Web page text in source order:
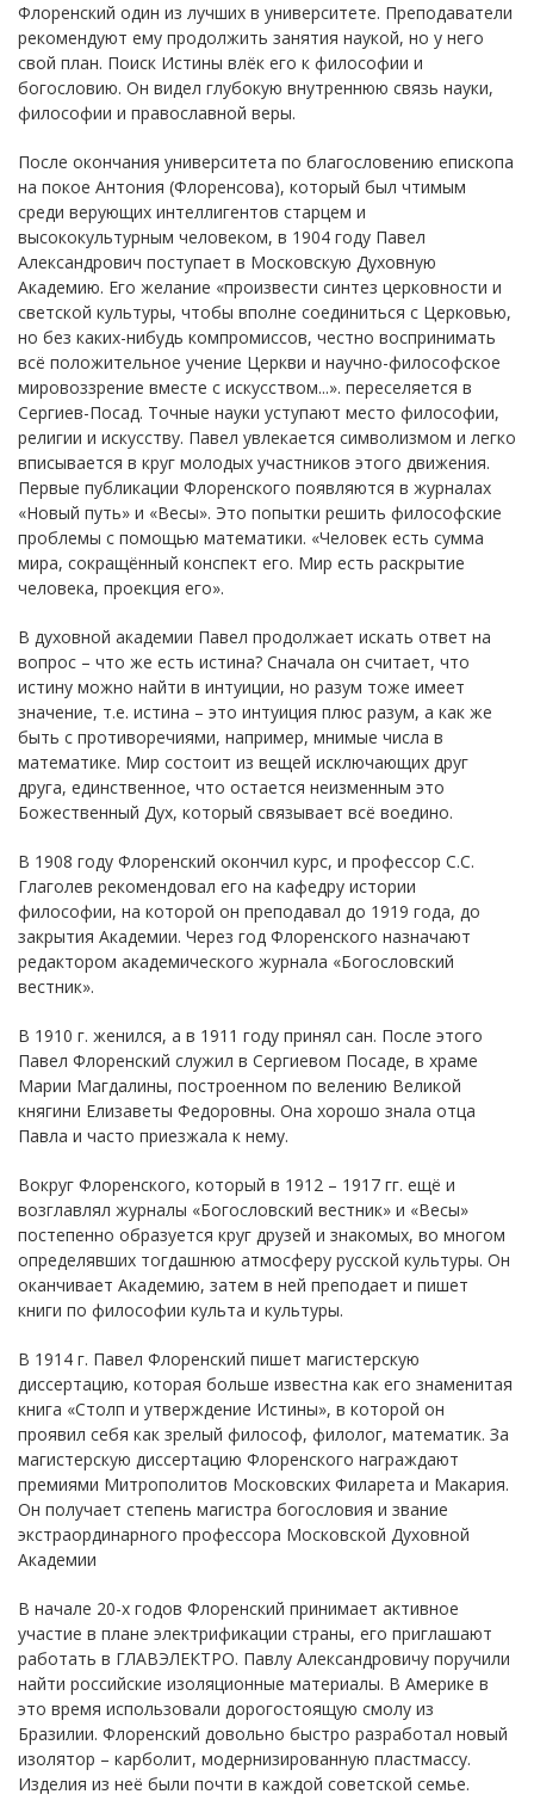
Флоренский один из лучших в университете. Преподаватели
рекомендуют ему продолжить занятия наукой, но у него
свой план. Поиск Истины влёк его к философии и
богословию. Он видел глубокую внутреннюю связь науки,
философии и православной веры.
После окончания университета по благословению епископа
на покое Антония (Флоренсова), который был чтимым
среди верующих интеллигентов старцем и
высококультурным человеком, в 1904 году Павел
Александрович поступает в Московскую Духовную
Академию. Его желание «произвести синтез церковности и
светской культуры, чтобы вполне соединиться с Церковью,
но без каких-нибудь компромиссов, честно воспринимать
всё положительное учение Церкви и научно-философское
мировоззрение вместе с искусством...». переселяется в
Сергиев-Посад. Точные науки уступают место философии,
религии и искусству. Павел увлекается символизмом и легко
вписывается в круг молодых участников этого движения.
Первые публикации Флоренского появляются в журналах
«Новый путь» и «Весы». Это попытки решить философские
проблемы с помощью математики. «Человек есть сумма
мира, сокращённый конспект его. Мир есть раскрытие
человека, проекция его».
В духовной академии Павел продолжает искать ответ на
вопрос – что же есть истина? Сначала он считает, что
истину можно найти в интуиции, но разум тоже имеет
значение, т.е. истина – это интуиция плюс разум, а как же
быть с противоречиями, например, мнимые числа в
математике. Мир состоит из вещей исключающих друг
друга, единственное, что остается неизменным это
Божественный Дух, который связывает всё воедино.
В 1908 году Флоренский окончил курс, и профессор С.С.
Глаголев рекомендовал его на кафедру истории
философии, на которой он преподавал до 1919 года, до
закрытия Академии. Через год Флоренского назначают
редактором академического журнала «Богословский
вестник».
В 1910 г. женился, а в 1911 году принял сан. После этого
Павел Флоренский служил в Сергиевом Посаде, в храме
Марии Магдалины, построенном по велению Великой
княгини Елизаветы Федоровны. Она хорошо знала отца
Павла и часто приезжала к нему.
Вокруг Флоренского, который в 1912 – 1917 гг. ещё и
возглавлял журналы «Богословский вестник» и «Весы»
постепенно образуется круг друзей и знакомых, во многом
определявших тогдашнюю атмосферу русской культуры. Он
оканчивает Академию, затем в ней преподает и пишет
книги по философии культа и культуры.
В 1914 г. Павел Флоренский пишет магистерскую
диссертацию, которая больше известна как его знаменитая
книга «Столп и утверждение Истины», в которой он
проявил себя как зрелый философ, филолог, математик. За
магистерскую диссертацию Флоренского награждают
премиями Митрополитов Московских Филарета и Макария.
Он получает степень магистра богословия и звание
экстраординарного профессора Московской Духовной
Академии
В начале 20-х годов Флоренский принимает активное
участие в плане электрификации страны, его приглашают
работать в ГЛАВЭЛЕКТРО. Павлу Александровичу поручили
найти российские изоляционные материалы. В Америке в
это время использовали дорогостоящую смолу из
Бразилии. Флоренский довольно быстро разработал новый
изолятор – карболит, модернизированную пластмассу.
Изделия из неё были почти в каждой советской семье.